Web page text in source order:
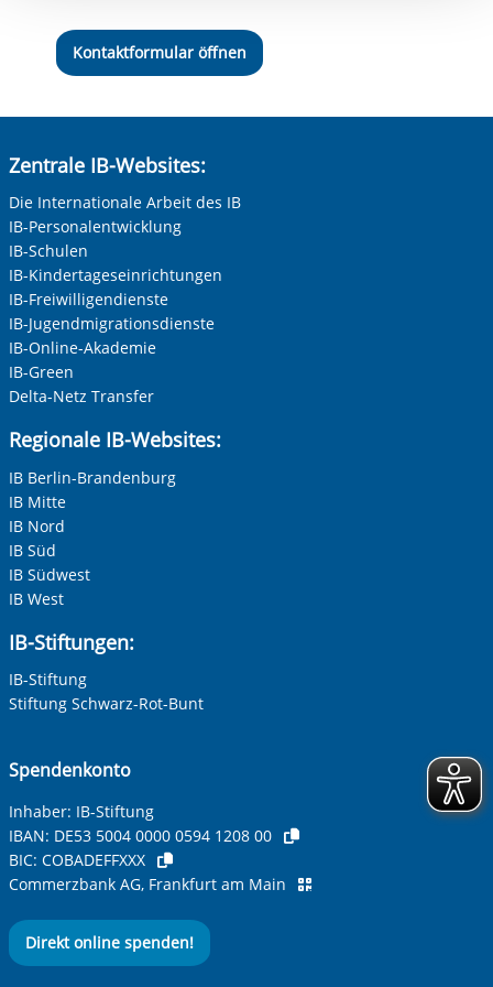
Kontaktformular öffnen
Zentrale IB-Websites:
Die Internationale Arbeit des IB
IB-Personalentwicklung
IB-Schulen
IB-Kindertageseinrichtungen
IB-Freiwilligendienste
IB-Jugendmigrationsdienste
IB-Online-Akademie
IB-Green
Delta-Netz Transfer
Regionale IB-Websites:
IB Berlin-Brandenburg
IB Mitte
IB Nord
IB Süd
IB Südwest
IB West
IB-Stiftungen:
IB-Stiftung
Stiftung Schwarz-Rot-Bunt
Spendenkonto
Inhaber: IB-Stiftung
IBAN: DE53 5004 0000 0594 1208 00
BIC: COBADEFFXXX
Commerzbank AG, Frankfurt am Main
Direkt online spenden!